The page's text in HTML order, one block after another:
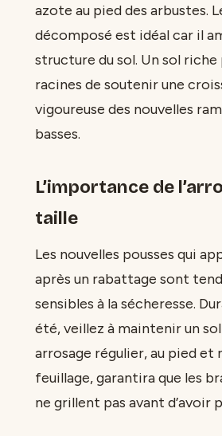
azote au pied des arbustes.
décomposé est idéal car il
structure du sol. Un sol
racines de soutenir une
vigoureuse des nouvelles
basses.
L’importance de
taille
Les nouvelles pousses qui
après un rabattage sont
sensibles à la sécheresse.
été, veillez à maintenir un
arrosage régulier, au pied et
feuillage, garantira que les
ne grillent pas avant d’avoir